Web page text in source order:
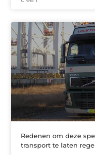
Redenen om deze
transport te laten